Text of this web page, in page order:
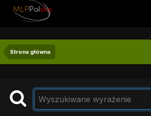
Strona główna